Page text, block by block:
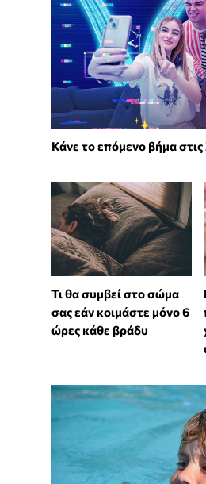
Κάνε το επόμενο βήμα
Τι θα συμβεί στο σώμα
σας εάν κοιμάστε μόνο 6
ώρες κάθε βράδυ